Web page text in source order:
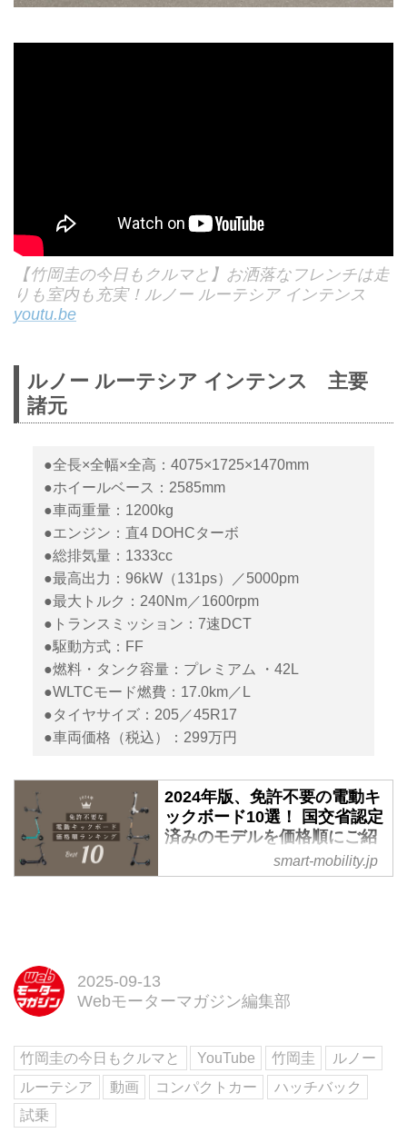
【竹岡圭の今日もクルマと】お洒落なフレンチは走
りも室内も充実！ルノー ルーテシア インテンス
youtu.be
ルノー ルーテシア インテンス 主要
諸元
●全長×全幅×全高：4075×1725×1470mm
●ホイールベース：2585mm
●車両重量：1200kg
●エンジン：直4 DOHCターボ
●総排気量：1333cc
●最高出力：96kW（131ps）／5000pm
●最大トルク：240Nm／1600rpm
●トランスミッション：7速DCT
●駆動方式：FF
●燃料・タンク容量：プレミアム ・42L
●WLTCモード燃費：17.0km／L
●タイヤサイズ：205／45R17
●車両価格（税込）：299万円
2024年版、免許不要の電動キ
ックボード10選！ 国交省認定
済みのモデルを価格順にご紹
介 - スマートモビリティJP
るので、気になるモデルの詳細は
各製品の写真をクリックして詳細
smart-mobility.jp
2025-09-13
Webモーターマガジン編集部
竹岡圭の今日もクルマと YouTube 竹岡圭
ルノー
ルーテシア
動画 コンパクトカー
ハッチバック
試乗